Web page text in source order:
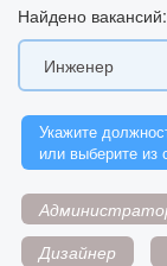
Найдено
Укажите
или выберите из
Дизайнер